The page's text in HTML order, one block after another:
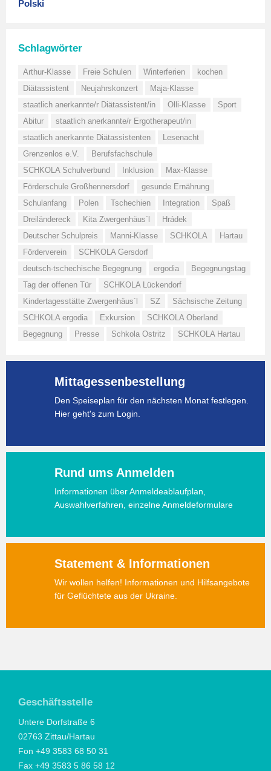
Polski
Schlagwörter
Arthur-Klasse Freie Schulen Winterferien
kochen
Diätassistent
Neujahrskonzert
Maja-Klasse
staatlich anerkannte/r Diätassistent/in
Olli-Klasse
Sport
Abitur
staatlich anerkannte/r Ergotherapeut/in
staatlich anerkannte Diätassistenten
Lesenacht
Grenzenlos e.V.
Berufsfachschule
SCHKOLA Schulverbund
Inklusion
Max-Klasse
Förderschule Großhennersdorf
gesunde Ernährung
Schulanfang
Polen Tschechien Integration
Spaß
Dreiländereck
Kita Zwergenhäus´l
Hrádek
Deutscher Schulpreis
Manni-Klasse SCHKOLA
Hartau
Förderverein
SCHKOLA Gersdorf
deutsch-tschechische Begegnung
ergodia
Begegnungstag
Tag der offenen Tür
SCHKOLA Lückendorf
Kindertagesstätte Zwergenhäus´l
SZ
Sächsische Zeitung
SCHKOLA ergodia
Exkursion
SCHKOLA Oberland
Begegnung
Presse Schkola Ostritz SCHKOLA Hartau
Mittagessenbestellung
Den Speiseplan für den nächsten Monat festlegen.
Hier geht's zum Login.
Rund ums Anmelden
Informationen über Anmeldeablaufplan,
Auswahlverfahren, einzelne Anmeldeformulare
Statement & Informationen
Wir wollen helfen! Informationen und Hilfsangebote
für Geflüchtete aus der Ukraine.
Geschäftsstelle
Untere Dorfstraße 6
02763 Zittau/Hartau
Fon +49 3583 68 50 31
Fax +49 3583 5 86 58 12